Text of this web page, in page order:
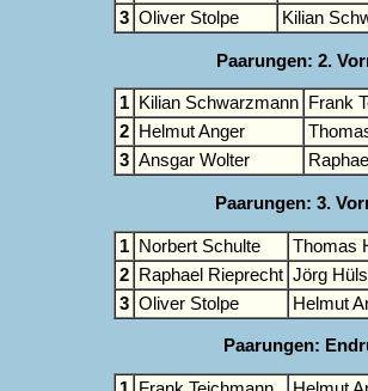
3 Oliver Stolpe Kilian
Paarungen: 2.
1 Kilian Schwarzmann Frank
2
Helmut Anger
3 Ansgar Wolter
Paarungen: 3.
1 Norbert Schulte Thomas
2 Raphael Rieprecht Jörg
3 Oliver Stolpe Helmut
Paarungen: